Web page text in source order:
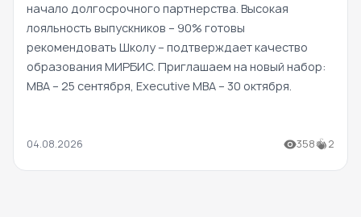
начало долгосрочного партнерства. Высокая
лояльность выпускников – 90% готовы
рекомендовать Школу – подтверждает качество
образования МИРБИС. Приглашаем на новый набор:
MBA – 25 сентября, Executive MBA – 30 октября.
04.08.2026 358 2